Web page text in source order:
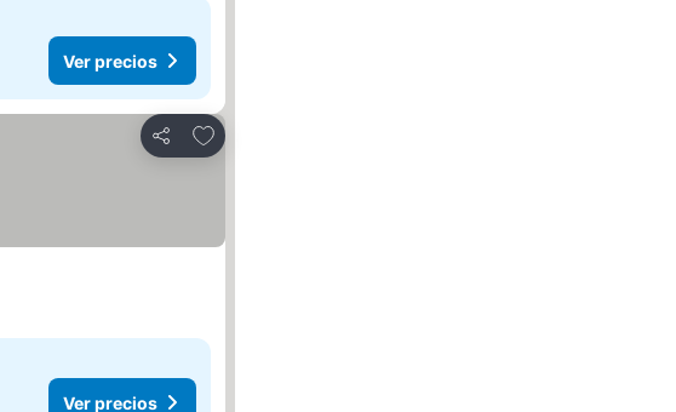
Ver precios
Compartir
Agregar a favoritos
Ver precios